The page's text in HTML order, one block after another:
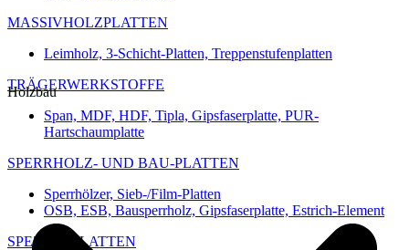
MASSIVHOLZPLATTEN
Leimholz, 3-Schicht-Platten, Treppenstufenplatten
TRÄGERWERKSTOFFE
Span, MDF, HDF, Tipla, Gipsfaserplatte, PUR-
Hartschaumplatte
SPERRHOLZ- UND BAU-PLATTEN
Sperrhölzer, Sieb-/Film-Platten
OSB, ESB, Bausperrholz, Gipsfaserplatte, Estrich-Element
SPEZIAL-PLATTEN
Holzbau